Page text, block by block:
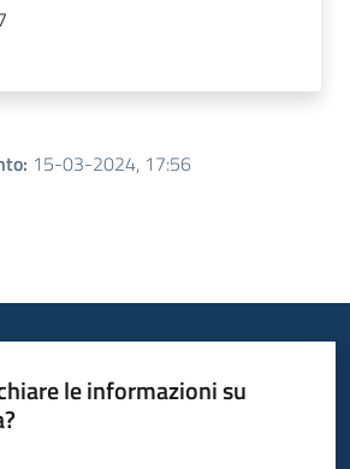
: 15-03-2024, 17:56
le informazioni su